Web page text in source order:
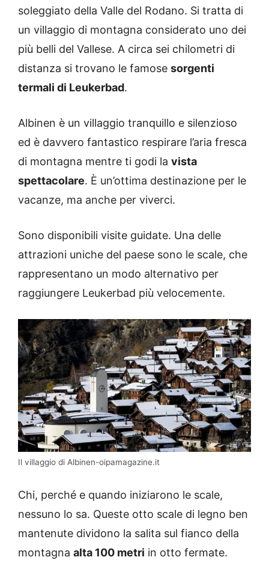
soleggiato della Valle del Rodano. Si tratta di
un villaggio di montagna considerato uno dei
più belli del Vallese. A circa sei chilometri di
distanza si trovano le famose sorgenti
termali di Leukerbad.
Albinen è un villaggio tranquillo e silenzioso
ed è davvero fantastico respirare l’aria fresca
di montagna mentre ti godi la vista
spettacolare. È un’ottima destinazione per le
vacanze, ma anche per viverci.
Sono disponibili visite guidate. Una delle
attrazioni uniche del paese sono le scale, che
rappresentano un modo alternativo per
raggiungere Leukerbad più velocemente.
Il villaggio di Albinen-oipamagazine.it
Chi, perché e quando iniziarono le scale,
nessuno lo sa. Queste otto scale di legno ben
mantenute dividono la salita sul fianco della
montagna alta 100 metri in otto fermate.